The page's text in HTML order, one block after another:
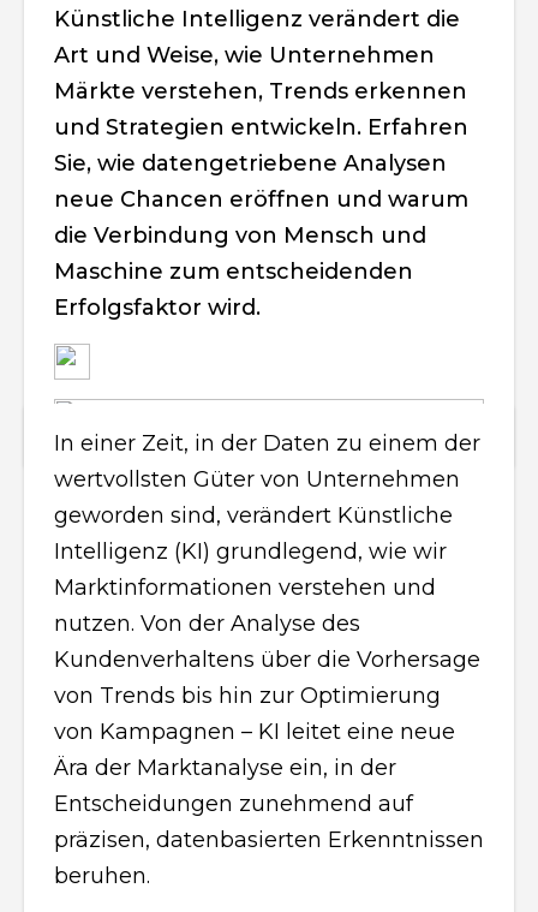
Künstliche Intelligenz verändert die
Art und Weise, wie Unternehmen
Märkte verstehen, Trends erkennen
und Strategien entwickeln. Erfahren
Sie, wie datengetriebene Analysen
neue Chancen eröffnen und warum
die Verbindung von Mensch und
Maschine zum entscheidenden
Erfolgsfaktor wird.
In einer Zeit, in der Daten zu einem der
wertvollsten Güter von Unternehmen
geworden sind, verändert Künstliche
Intelligenz (KI) grundlegend, wie wir
Marktinformationen verstehen und
nutzen. Von der Analyse des
Kundenverhaltens über die Vorhersage
von Trends bis hin zur Optimierung
von Kampagnen – KI leitet eine neue
Ära der Marktanalyse ein, in der
Entscheidungen zunehmend auf
präzisen, datenbasierten Erkenntnissen
beruhen.